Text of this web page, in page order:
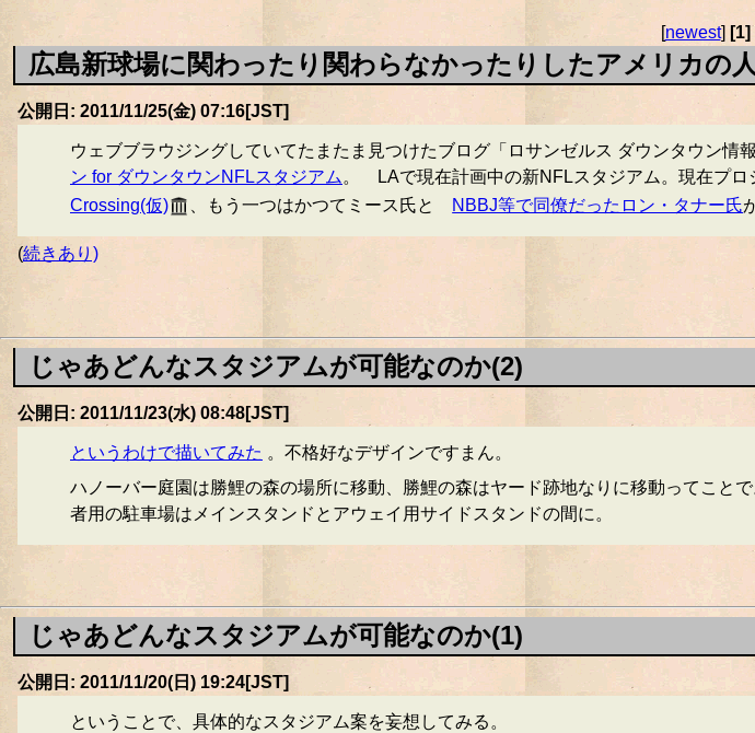
[newest] [1]
広島新球場に関わったり関わらなかったりしたアメリカの
公開日: 2011/11/25(金) 07:16[JST]
ウェブブラウジングしていてたまたま見つけたブログ「ロサンゼルス ダウンタウン
ン for ダウンタウンNFLスタジアム 。 LAで現在計画中の新NFLスタジアム。現在プロ
Crossing(仮)
、もう一つはかつてミース氏と NBBJ等で同僚だったロン・タナー氏
(続きあり)
じゃあどんなスタジアムが可能なのか(2)
公開日: 2011/11/23(水) 08:48[JST]
というわけで描いてみた 。不格好なデザインですまん。
ハノーバー庭園は勝鯉の森の場所に移動、勝鯉の森はヤード跡地なりに移動ってこと
者用の駐車場はメインスタンドとアウェイ用サイドスタンドの間に。
じゃあどんなスタジアムが可能なのか(1)
公開日: 2011/11/20(日) 19:24[JST]
ということで、具体的なスタジアム案を妄想してみる。